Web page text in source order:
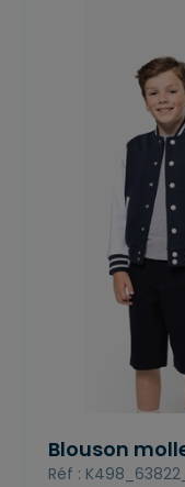
Blouson
Réf :